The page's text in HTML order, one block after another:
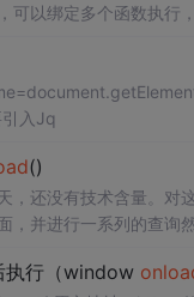
，可以绑定多个函数执行
入Jq
()
，还没有技术含量。
并进行一系列的查询
执行（window